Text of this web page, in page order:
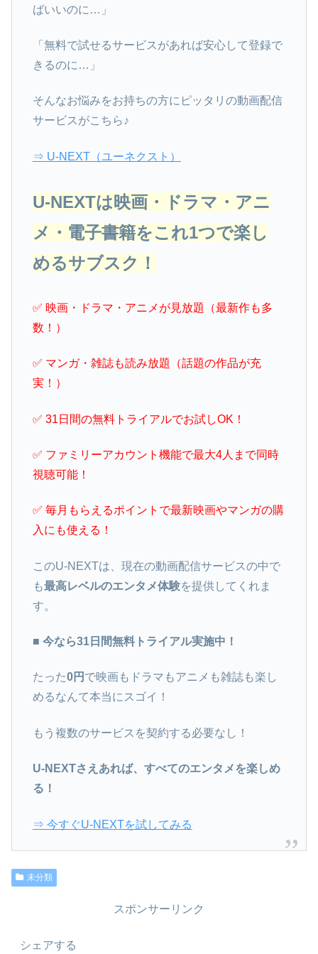
ばいいのに…」
「無料で試せるサービスがあれば安心して登録で
きるのに…」
そんなお悩みをお持ちの方にピッタリの動画配信
サービスがこちら♪
⇒ U-NEXT（ユーネクスト）
U-NEXTは映画・ドラマ・アニ
メ・電子書籍をこれ1つで楽し
めるサブスク！
✅ 映画・ドラマ・アニメが見放題（最新作も多
数！）
✅ マンガ・雑誌も読み放題（話題の作品が充
実！）
✅ 31日間の無料トライアルでお試しOK！
✅ ファミリーアカウント機能で最大4人まで同時
視聴可能！
✅ 毎月もらえるポイントで最新映画やマンガの購
入にも使える！
このU-NEXTは、現在の動画配信サービスの中で
も最高レベルのエンタメ体験を提供してくれま
す。
■ 今なら31日間無料トライアル実施中！
たった0円 で映画もドラマもアニメも雑誌も楽し
めるなんて本当にスゴイ！
もう複数のサービスを契約する必要なし！
U-NEXTさえあれば、すべてのエンタメを楽しめ
る！
⇒ 今すぐU-NEXTを試してみる
未分類
スポンサーリンク
シェアする